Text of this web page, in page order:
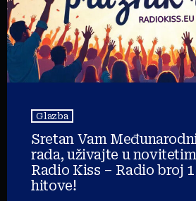
Glazba
Sretan Vam
rada, uživajte u
Radio Kiss – Radio broj
hitove!